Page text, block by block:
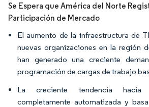
Se Espera que América del Norte
Participación de Mercado
El aumento de la infraestructura de
nuevas organizaciones en la región
han generado una creciente
programación de cargas de trabajo
La creciente tendencia hacia
completamente automatizada y